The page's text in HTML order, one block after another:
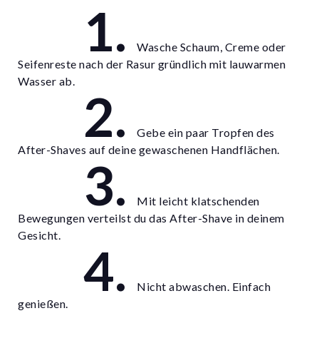
Wasche Schaum, Creme oder
Seifenreste nach der Rasur gründlich mit lauwarmen
Wasser ab.
Gebe ein paar Tropfen des
After-Shaves auf deine gewaschenen Handflächen.
Mit leicht klatschenden
Bewegungen verteilst du das After-Shave in deinem
Gesicht.
Nicht abwaschen. Einfach
genießen.